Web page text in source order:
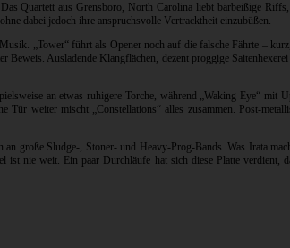
Quartett aus Grensboro, North Carolina liebt bärbeißige
dabei jedoch ihre anspruchsvolle Vertracktheit einzubüßen.
„Tower“ führt als Opener noch auf die falsche Fährte –
Beweis. Ausladende Klangflächen, dezent proggige
an etwas ruhigere Torche, während „Waking Eye“ mit
weiter mischt „Constellations“ alles zusammen. Post-
große Sludge-, Stoner- und Heavy-Prog-Bands. Was Irata
ist nie weit. Ein paar Durchläufe hat sich diese Platte